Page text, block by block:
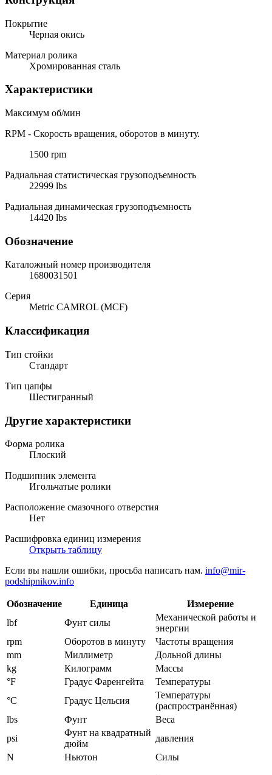
Покрытие
Черная окись
Материал ролика
Хромированная сталь
Характеристики
Максимум об/мин
RPM - Скорость вращения, оборотов в минуту.
1500 rpm
Радиальная статистическая грузоподъемность
22999 lbs
Радиальная динамическая грузоподъемность
14420 lbs
Обозначение
Каталожный номер производителя
1680031501
Серия
Metric CAMROL (MCF)
Классификация
Тип стойки
Стандарт
Тип цапфы
Шестигранный
Другие характеристики
Форма ролика
Плоский
Подшипник элемента
Игольчатые ролики
Расположение смазочного отверстия
Нет
Расшифровка единиц измерения
Открыть таблицу
Если вы нашли ошибки, просьба написать нам. info@mir-
podshipnikov.info
Обозначение Единица
Измерение
lbf
Фунт силы
Механической работы и
энергии
rpm
Оборотов в минуту
Частоты вращения
mm
Миллиметр
Дольной длины
kg
Килограмм
Массы
°F
Градус Фаренгейта
Температуры
°C
Градус Цельсия
Температуры
(распространённая)
lbs
Фунт
Веса
psi
Фунт на квадратный
дюйм
давления
N
Ньютон Силы